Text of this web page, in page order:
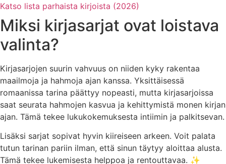
Katso lista parhaista kirjoista (2026)
Miksi kirjasarjat ovat loistava
valinta?
Kirjasarjojen suurin vahvuus on niiden kyky rakentaa
maailmoja ja hahmoja ajan kanssa. Yksittäisessä
romaanissa tarina päättyy nopeasti, mutta kirjasarjoissa
saat seurata hahmojen kasvua ja kehittymistä monen kirjan
ajan. Tämä tekee lukukokemuksesta intiimin ja palkitsevan.
Lisäksi sarjat sopivat hyvin kiireiseen arkeen. Voit palata
tutun tarinan pariin ilman, että sinun täytyy aloittaa alusta.
Tämä tekee lukemisesta helppoa ja rentouttavaa. ✨